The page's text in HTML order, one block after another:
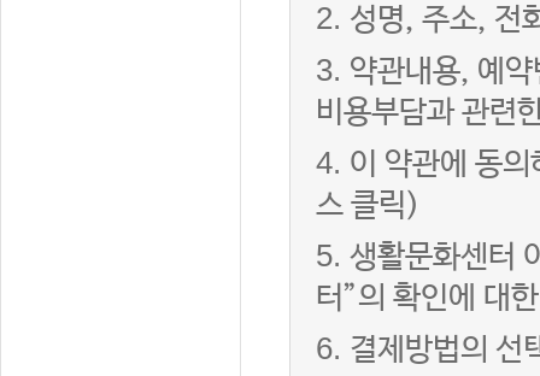
2. 성명, 주소, 전
3. 약관내용, 예
비용부담과 관련
4. 이 약관에 동
스 클릭)
5. 생활문화센터
터”의 확인에 대
6. 결제방법의 선